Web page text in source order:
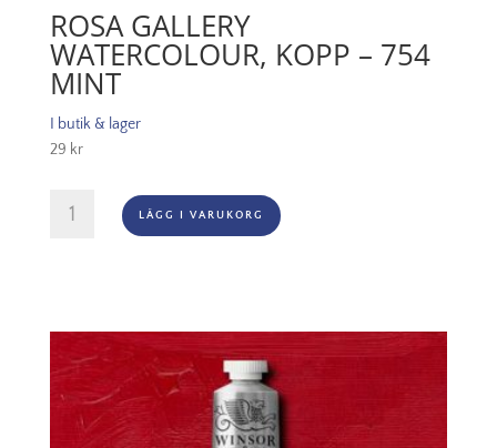
ROSA GALLERY
WATERCOLOUR, KOPP – 754
MINT
I butik & lager
29 kr
Rosa
Gallery
754
Mint
LÄGG I VARUKORG